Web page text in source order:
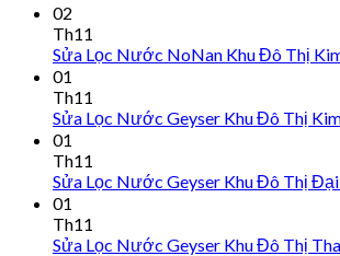
02
Th11
Sửa Lọc Nước NoNan Khu Đô Thị
01
Th11
Sửa Lọc Nước Geyser Khu Đô Thị
01
Th11
Sửa Lọc Nước Geyser Khu Đô Thị
01
Th11
Sửa Lọc Nước Geyser Khu Đô Thị